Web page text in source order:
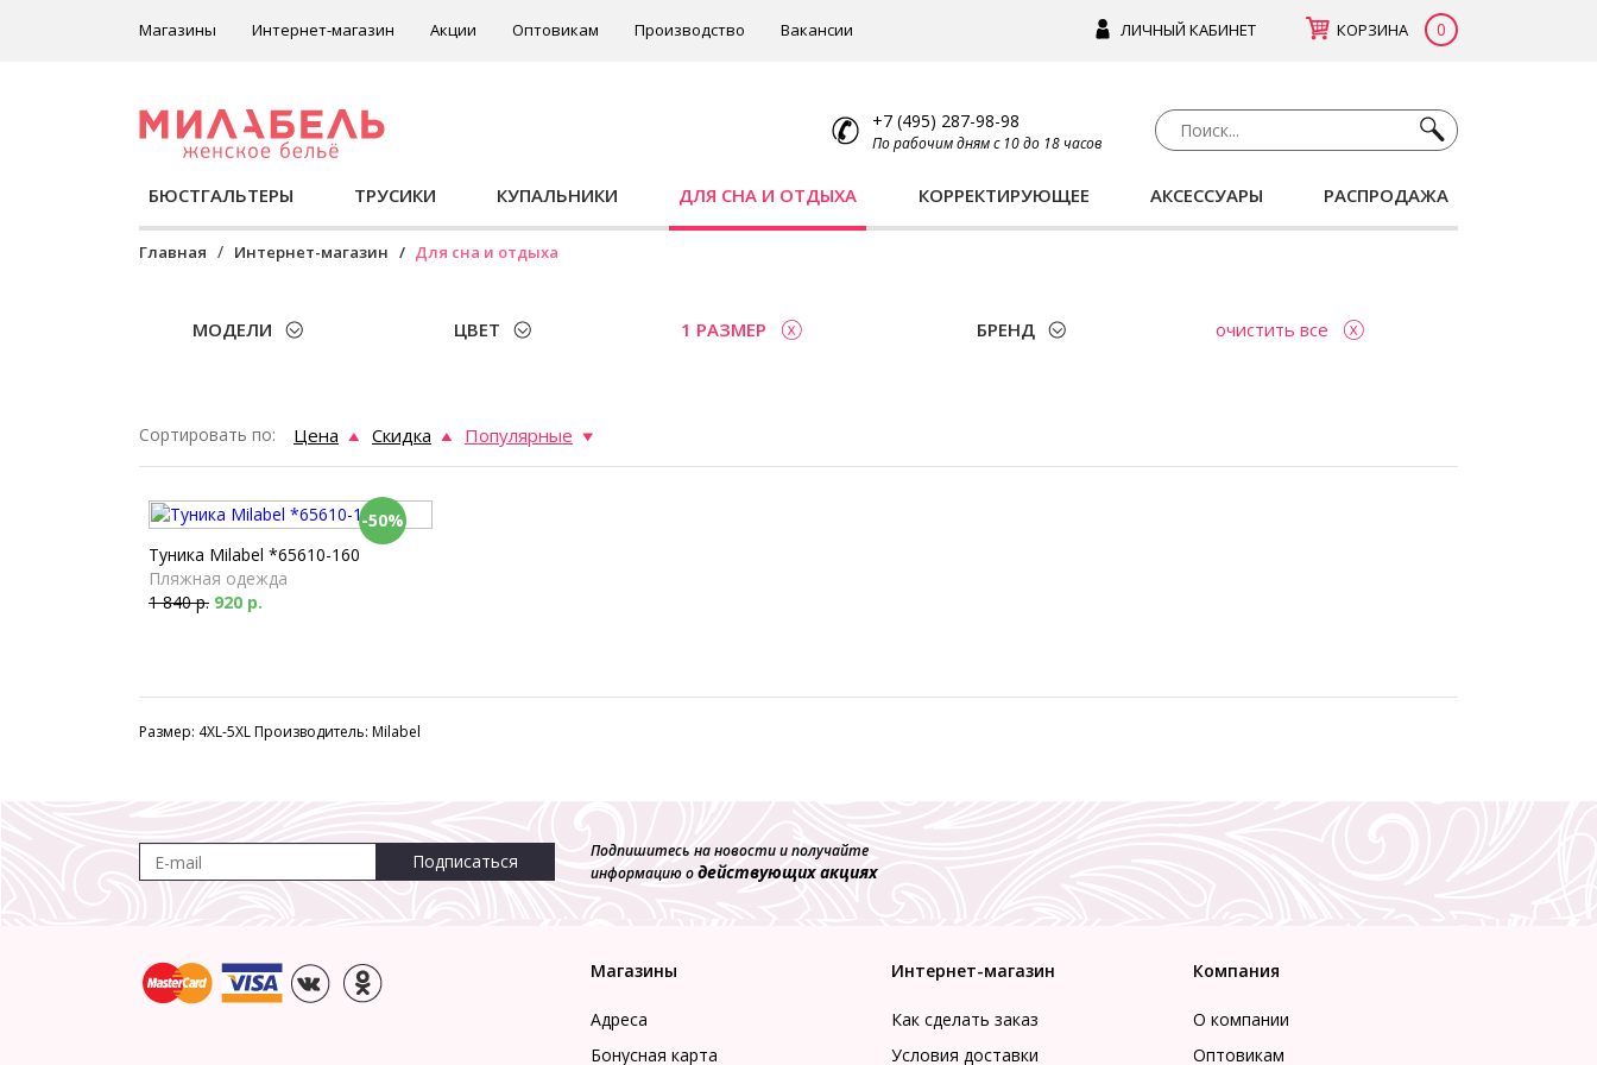
ЛИЧНЫЙ КАБИНЕТ КОРЗИНА 0
Магазины Интернет-магазин Акции Оптовикам Производство Вакансии
+7 (495) 287-98-98
По рабочим дням с 10 до 18 часов
БЮСТГАЛЬТЕРЫ ТРУСИКИ КУПАЛЬНИКИ ДЛЯ СНА И ОТДЫХА КОРРЕКТИРУЮЩЕЕ АКСЕССУАРЫ РАСПРОДАЖА
Главная Интернет-магазин Для сна и отдыха
МОДЕЛИ ЦВЕТ 1 РАЗМЕР БРЕНД очистить все
Сортировать по: Цена Скидка Популярные
-50%
Туника Milabel *65610-160
Пляжная одежда
1 840 р. 920 р.
Размер: 4XL-5XL Производитель: Milabel
Подписаться
Подпишитесь на новости и получайте
информацию одействующих акциях
Магазины
Адреса
Бонусная карта
Интернет-магазин
Как сделать заказ
Условия доставки
Компания
О компании
Оптовикам